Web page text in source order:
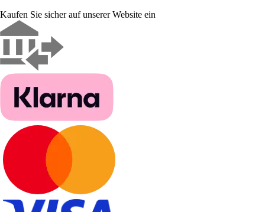
Kaufen Sie sicher auf unserer Website ein